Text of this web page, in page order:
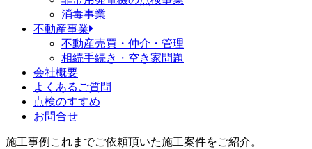
消毒事業
不動産事業
不動産売買・仲介・管理
相続手続き・空き家問題
会社概要
よくあるご質問
点検のすすめ
お問合せ
施工事例 これまでご依頼頂いた施工案件をご紹介。